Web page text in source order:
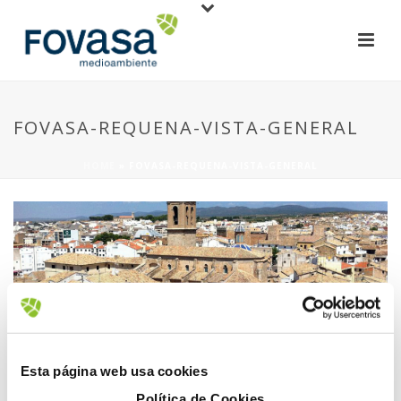
Esta página web usa cookies
FOVASA-REQUENA-VISTA-GENERAL
21 February, 2020